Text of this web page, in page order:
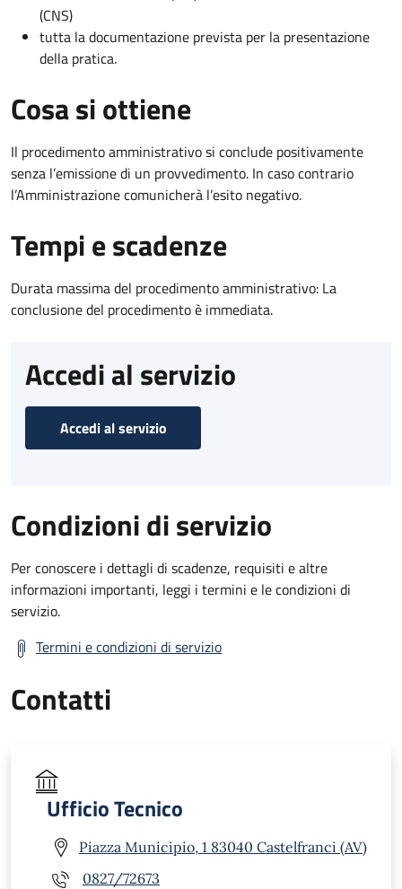
(CNS)
tutta la documentazione prevista per la presentazione
della pratica.
Cosa si ottiene
Il procedimento amministrativo si conclude positivamente
senza l’emissione di un provvedimento. In caso contrario
l’Amministrazione comunicherà l’esito negativo.
Tempi e scadenze
Durata massima del procedimento amministrativo: La
conclusione del procedimento è immediata.
Accedi al servizio
Accedi al servizio
Condizioni di servizio
Per conoscere i dettagli di scadenze, requisiti e altre
informazioni importanti, leggi i termini e le condizioni di
servizio.
Termini e condizioni di servizio
Contatti
Ufficio Tecnico
Piazza Municipio, 1 83040 Castelfranci (AV)
0827/72673